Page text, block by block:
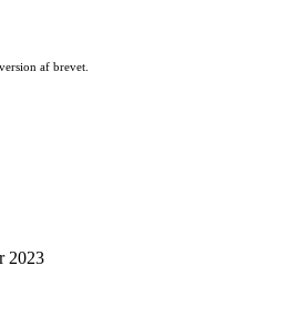
af brevet.
2023